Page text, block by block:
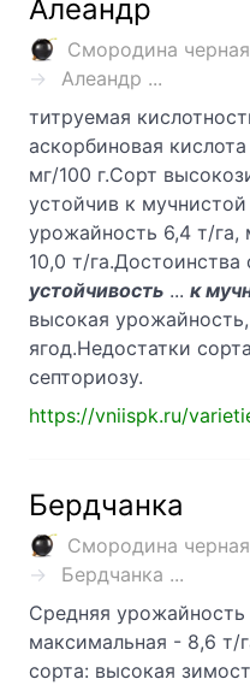
Алеандр
Смородина черная
Алеандр ...
титруемая
аскорбиновая
мг/100 г.Сорт
устойчив к
урожайность 6,4 т/га,
10,0 т/га.Достоинства
устойчивость ... к
высокая
ягод.Недостатки
септориозу.
https://vniispk.ru/
Бердчанка
Смородина черная
Бердчанка ...
Средняя урожайность
максимальная - 8,6 т/
сорта: высокая